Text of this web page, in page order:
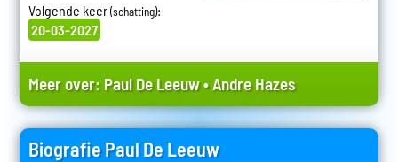
Volgende keer(schatting):
20-03-2027
Meer over: Paul De Leeuw•Andre Hazes
Biografie Paul De Leeuw